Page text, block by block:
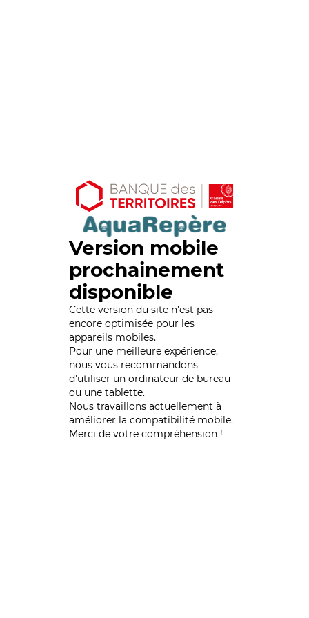
Version mobile
prochainement
disponible
Cette version du site n’est pas
encore optimisée pour les
appareils mobiles.
Pour une meilleure expérience,
nous vous recommandons
d'utiliser un ordinateur de bureau
ou une tablette.
Nous travaillons actuellement à
améliorer la compatibilité mobile.
Merci de votre compréhension !